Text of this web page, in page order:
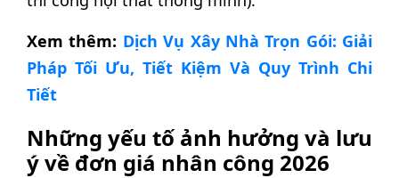
Xem thêm: Dịch Vụ Xây Nhà Trọn Gói: Giải
Pháp Tối Ưu, Tiết Kiệm Và Quy Trình Chi
Tiết
Những yếu tố ảnh hưởng và lưu
ý về đơn giá nhân công 2026